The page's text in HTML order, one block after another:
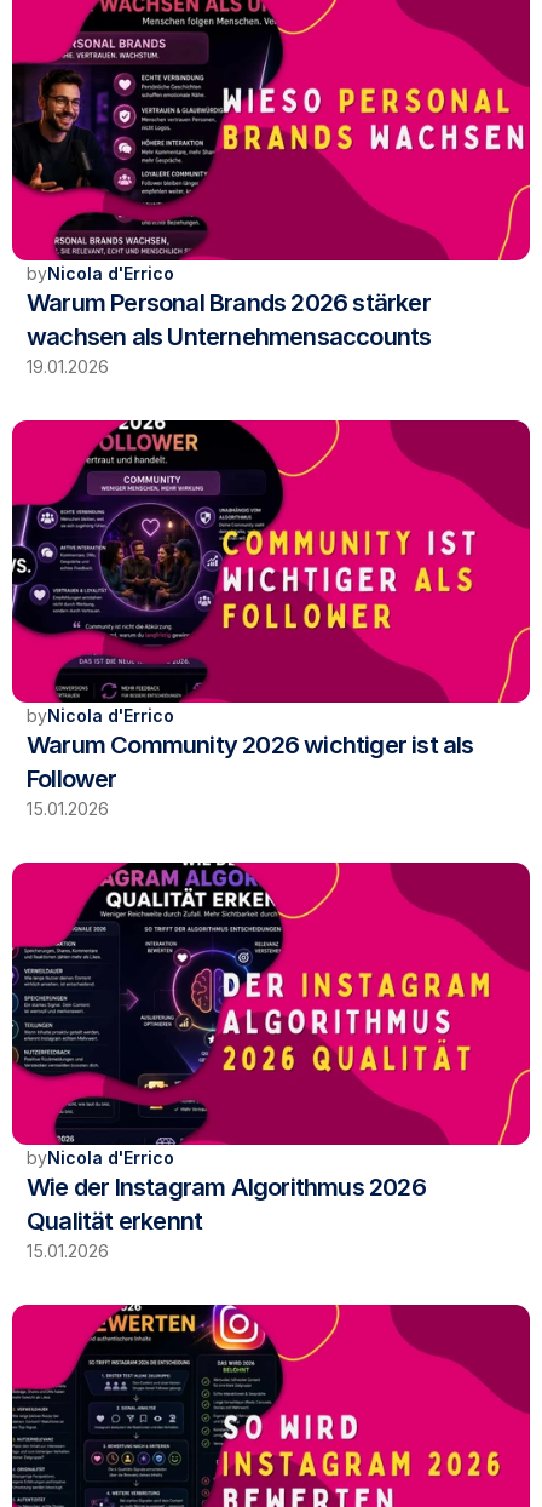
byNicola d'Errico
Warum Personal Brands 2026 stärker
wachsen als Unternehmensaccounts
19.01.2026
byNicola d'Errico
Warum Community 2026 wichtiger ist als
Follower
15.01.2026
byNicola d'Errico
Wie der Instagram Algorithmus 2026
Qualität erkennt
15.01.2026